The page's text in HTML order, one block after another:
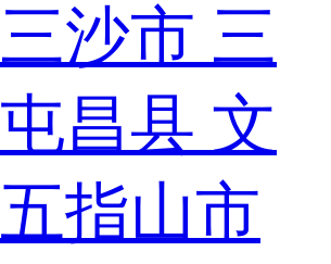
三沙市 三
屯昌县 文
五指山市